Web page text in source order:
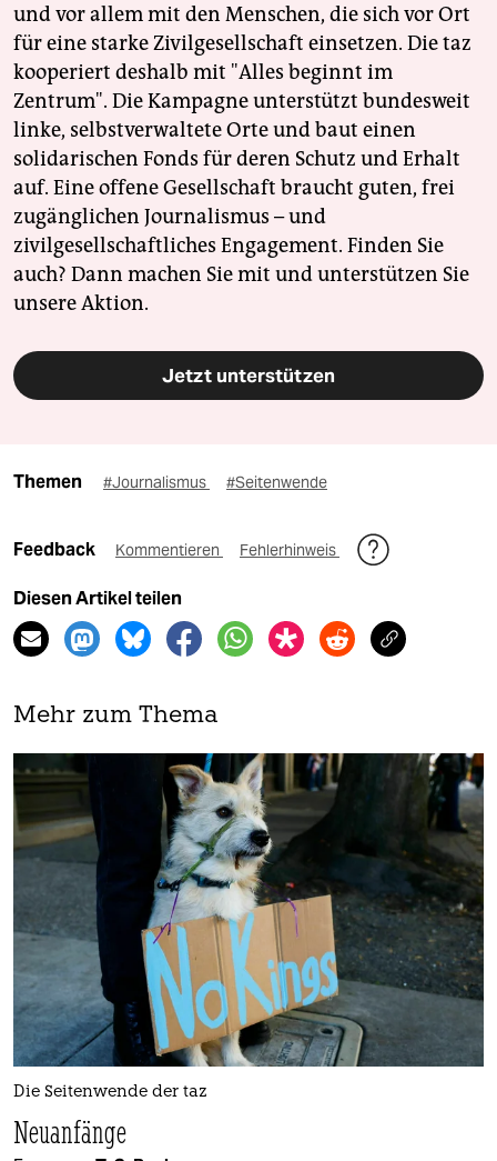
und vor allem mit den Menschen, die sich vor Ort
für eine starke Zivilgesellschaft einsetzen. Die taz
kooperiert deshalb mit "Alles beginnt im
Zentrum". Die Kampagne unterstützt bundesweit
linke, selbstverwaltete Orte und baut einen
solidarischen Fonds für deren Schutz und Erhalt
auf. Eine offene Gesellschaft braucht guten, frei
zugänglichen Journalismus – und
zivilgesellschaftliches Engagement. Finden Sie
auch? Dann machen Sie mit und unterstützen Sie
unsere Aktion.
Jetzt unterstützen
Themen #Journalismus #Seitenwende
Feedback Kommentieren Fehlerhinweis
Diesen Artikel teilen
Mehr zum Thema
Die Seitenwende der taz
Neuanfänge